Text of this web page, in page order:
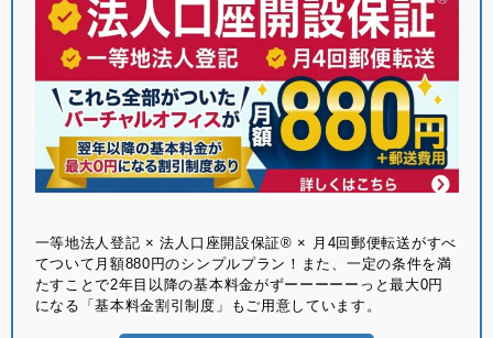
⼀等地法⼈登記 × 法⼈⼝座開設保証® × ⽉4回郵便転送がすべ
てついて月額880円のシンプルプラン！また、一定の条件を満
たすことで2年目以降の基本料金がずーーーーーっと最大0円
になる「基本料金割引制度」もご用意しています。